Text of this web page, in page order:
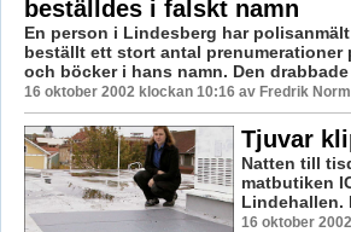
beställdes i falskt namn
En person i Lindesberg har
beställt ett stort antal prenumerationer
och böcker i hans namn. Den drabbade
16 oktober 2002 klockan 10:16 av Fredrik
Tjuvar
Natten till
matbutiken
Lindehallen.
16 oktober